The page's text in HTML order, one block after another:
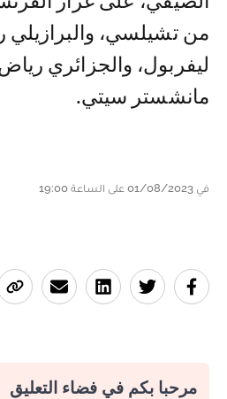
من تشيلسي، والبرازيلي
ليفربول، والجزائري
مانشستر سيتي.
في 01/08/2023 على الساعة 19:00
مرحبا بكم في فضاء التعليق